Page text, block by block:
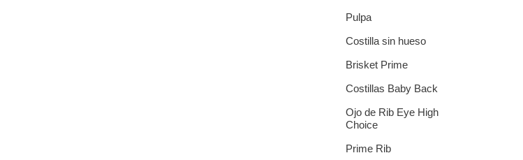
Pulpa
Costilla sin hueso
Brisket Prime
Costillas Baby Back
Ojo de Rib Eye High
Choice
Prime Rib